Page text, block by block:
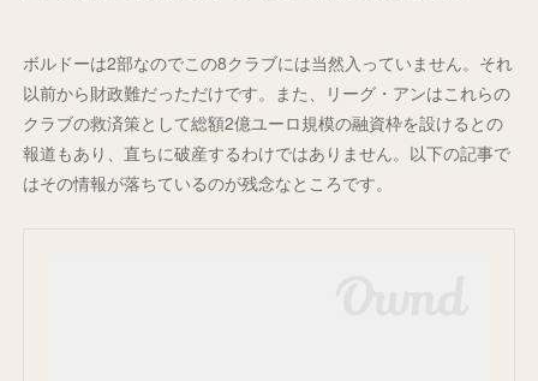
ボルドーは2部なのでこの8クラブには当然入っていません。それ
以前から財政難だっただけです。また、リーグ・アンはこれらの
クラブの救済策として総額2億ユーロ規模の融資枠を設けるとの
報道もあり、直ちに破産するわけではありません。以下の記事で
はその情報が落ちているのが残念なところです。